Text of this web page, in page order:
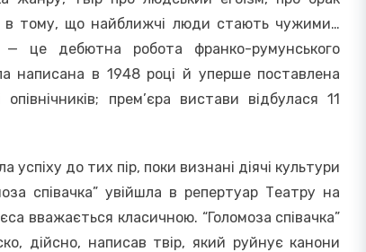
в тому, що найближчі люди стають чужими…
— це дебютна робота франко-румунського
написана в 1948 році й уперше поставлена
прем’єра вистави відбулася 11
до тих пір, поки визнані діячі культури
співачка” увійшла в репертуар Театру на
вважається класичною. “Голомоза співачка”
дійсно, написав твір, який руйнує канони